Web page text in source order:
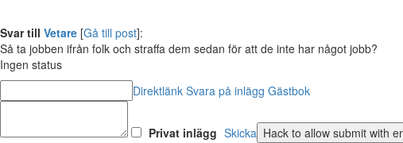
Svar till Vetare [Gå till post]:
Så ta jobben ifrån folk och straffa dem sedan för att de inte har något jobb?
Ingen status
Direktlänk Svara på inlägg Gästbok
Privat inlägg Skicka